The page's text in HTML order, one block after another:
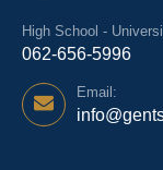
High School -
062-656-5996
Email: